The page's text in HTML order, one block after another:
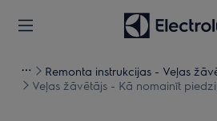
Remonta instrukcijas - Veļas
Veļas žāvētājs - Kā nomainīt